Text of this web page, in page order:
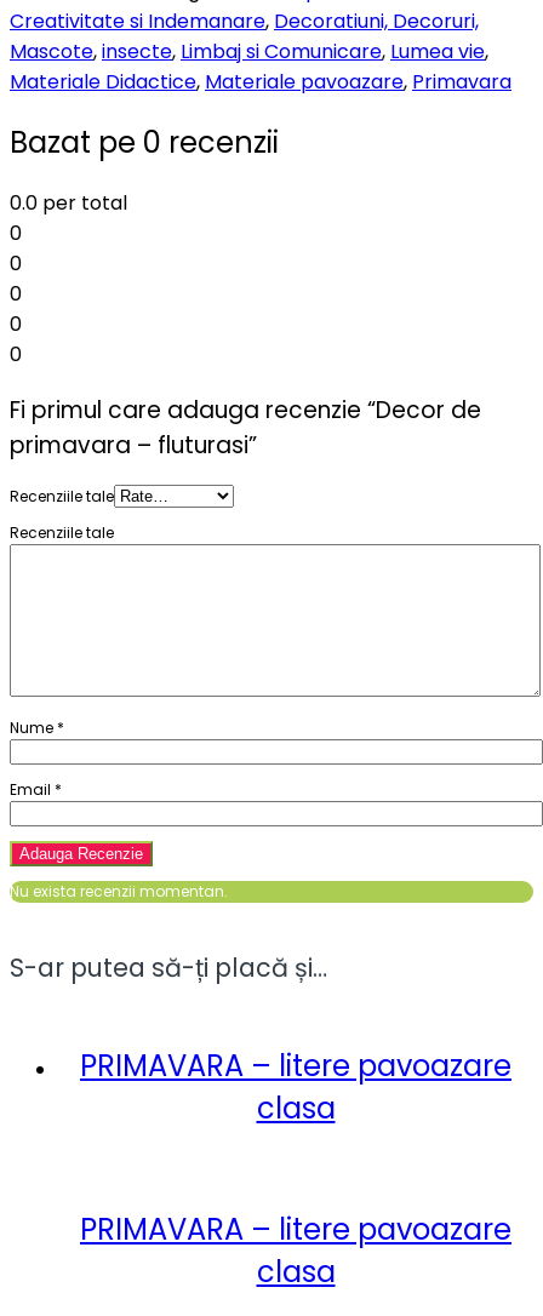
Creativitate si Indemanare, Decoratiuni, Decoruri,
Mascote,insecte, Limbaj si Comunicare, Lumea vie,
Materiale Didactice, Materiale pavoazare, Primavara
Bazat pe 0 recenzii
0.0 per total
0
0
0
0
0
Fi primul care adauga recenzie “Decor de
primavara – fluturasi”
Recenziile tale
Recenziile tale
Nume *
Email *
Nu exista recenzii momentan.
S-ar putea să-ți placă și…
PRIMAVARA – litere pavoazare
clasa
PRIMAVARA – litere pavoazare
clasa